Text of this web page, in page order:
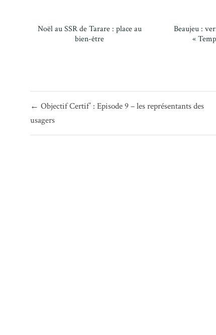
Noël au SSR de Tarare : place au
bien-être
Beaujeu :
«
de
l’article
← Objectif Certif’ : Episode 9 – les représentants des
usagers